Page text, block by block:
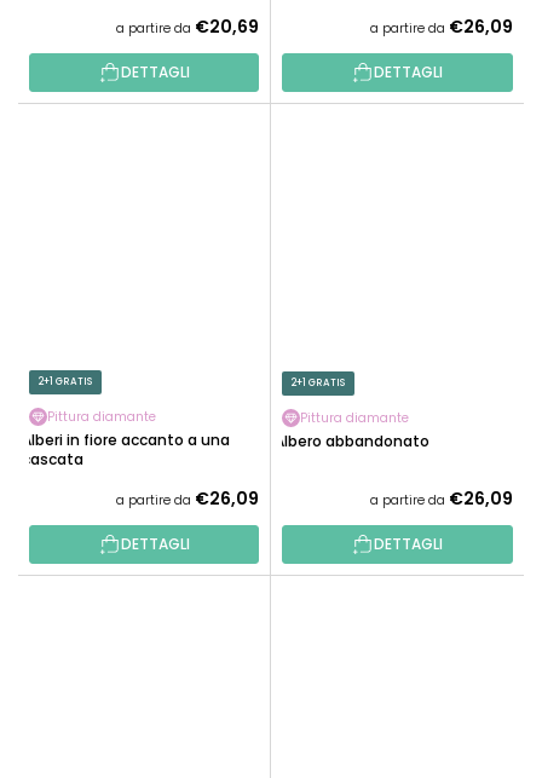
a partire da €20,69
DETTAGLI
a partire da €26,09
DETTAGLI
2+1 GRATIS
Pittura diamante
Alberi in fiore accanto a una
cascata
a partire da €26,09
DETTAGLI
2+1 GRATIS
Pittura diamante
Albero abbandonato
a partire da €26,09
DETTAGLI